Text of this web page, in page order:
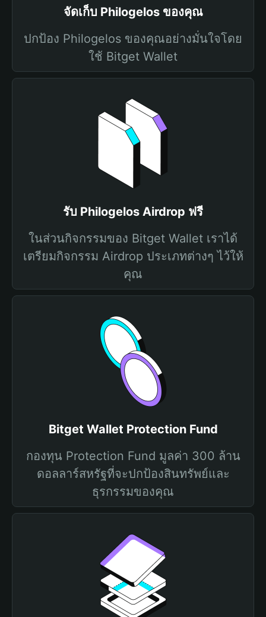
จัดเก็บ Philogelos ของคุณ
ปกป้อง Philogelos ของคุณอย่างมั่นใจโดย
ใช้ Bitget Wallet
รับ Philogelos Airdrop ฟรี
ในส่วนกิจกรรมของ Bitget Wallet เราได้
เตรียมกิจกรรม Airdrop ประเภทต่างๆ ไว้ให้
คุณ
Bitget Wallet Protection Fund
กองทุน Protection Fund มูลค่า 300 ล้าน
ดอลลาร์สหรัฐที่จะปกป้องสินทรัพย์และ
ธุรกรรมของคุณ